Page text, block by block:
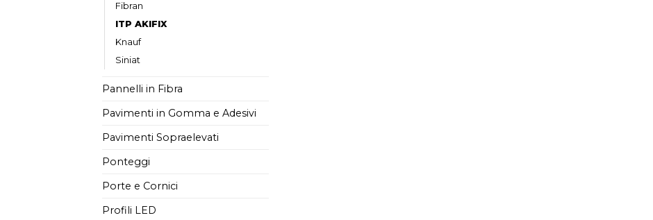
Fibran
ITP AKIFIX
Knauf
Siniat
Pannelli in Fibra
Pavimenti in Gomma e Adesivi
Pavimenti Sopraelevati
Ponteggi
Porte e Cornici
Profili LED